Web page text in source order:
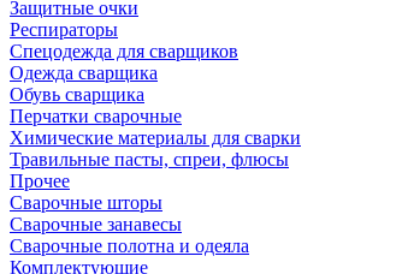
Защитные очки
Респираторы
Спецодежда для сварщиков
Одежда сварщика
Обувь сварщика
Перчатки сварочные
Химические материалы для сварки
Травильные пасты, спреи, флюсы
Прочее
Сварочные шторы
Сварочные занавесы
Сварочные полотна и одеяла
Комплектующие